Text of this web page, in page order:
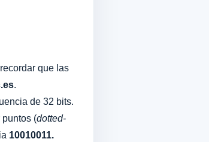
que las
.
de 32 bits.
(dotted-
10010011.